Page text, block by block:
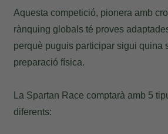
Aquesta competició, pionera amb
rànquing globals té proves
perquè puguis participar sigui quina
preparació física.
La Spartan Race comptarà amb 5
diferents: